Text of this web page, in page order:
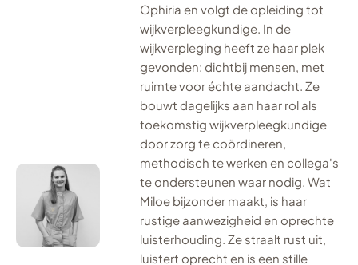
Ophiria en volgt de opleiding tot
wijkverpleegkundige. In de
wijkverpleging heeft ze haar plek
gevonden: dichtbij mensen, met
ruimte voor échte aandacht. Ze
bouwt dagelijks aan haar rol als
toekomstig wijkverpleegkundige
door zorg te coördineren,
methodisch te werken en collega's
te ondersteunen waar nodig. Wat
Miloe bijzonder maakt, is haar
rustige aanwezigheid en oprechte
luisterhouding. Ze straalt rust uit,
luistert oprecht en is een stille